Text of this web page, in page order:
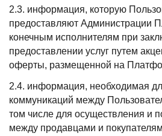
2.3. информация, которую
предоставляют Администрации
конечным исполнителям при
предоставлении услуг путем
оферты, размещенной на
2.4. информация, необходимая
коммуникаций между
том числе для осуществления и
между продавцами и